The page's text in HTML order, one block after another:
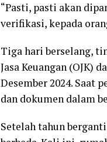
“Pasti, pasti akan
verifikasi, kepada
Tiga hari berselang,
Jasa Keuangan (OJK)
Desember 2024.
dan dokumen dalam
Setelah tahun